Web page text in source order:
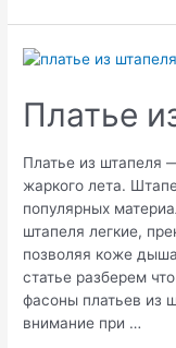
Платье
Платье из штапеля
жаркого лета.
популярных
штапеля легкие,
позволяя коже
статье разберем
фасоны платьев из
внимание при …